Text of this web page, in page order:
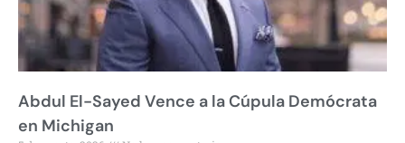
Abdul El-Sayed Vence a la Cúpula Demócrata
en Michigan